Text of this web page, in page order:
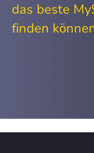
das beste
finden